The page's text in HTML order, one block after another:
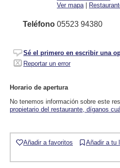
Ver mapa |
Teléfono 05523 94380
Sé el primero en escribir una
Reportar un error
Horario de apertura
No tenemos información sobre este
propietario del restaurante, díganos
Añadir a favoritos Añadir a tu